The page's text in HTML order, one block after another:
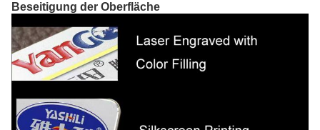
Beseitigung der Oberfläche